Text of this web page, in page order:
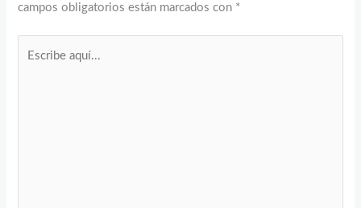
campos obligatorios están marcados con *